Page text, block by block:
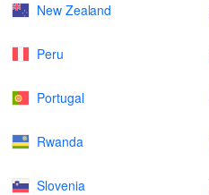
New Zealand
Peru
Portugal
Rwanda
Slovenia